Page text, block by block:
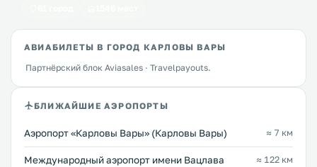
АВИАБИЛЕТЫ В ГОРОД КАРЛОВЫ ВАРЫ
Партнёрский блок Aviasales · Travelpayouts.
БЛИЖАЙШИЕ АЭРОПОРТЫ
Аэропорт «Карловы Вары» (Карловы Вары) ≈ 7 км
Международный аэропорт имени Вацлава
≈ 122 км